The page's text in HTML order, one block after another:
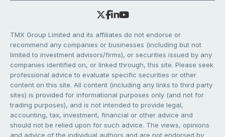
TMX Group Limited and its affiliates do not endorse or
recommend any companies or businesses (including but not
limited to investment advisors/firms), or securities issued by any
companies identified on, or linked through, this site. Please seek
professional advice to evaluate specific securities or other
content on this site. All content (including any links to third party
sites) is provided for informational purposes only (and not for
trading purposes), and is not intended to provide legal,
accounting, tax, investment, financial or other advice and
should not be relied upon for such advice. The views, opinions
and advice of the individual authors and are not endorsed by